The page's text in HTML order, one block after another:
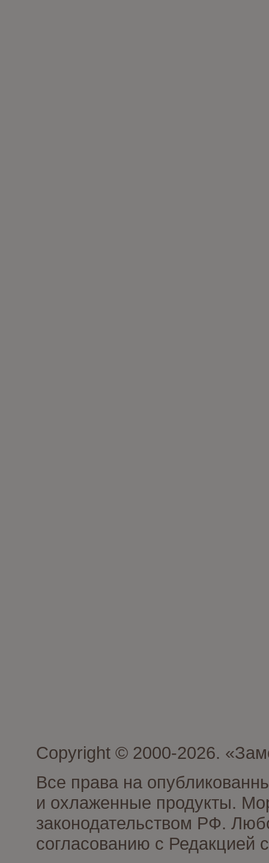
Copyright © 2000-2026.
Все права на
и охлаженные продукты.
законодательством РФ.
согласованию с Редакцией